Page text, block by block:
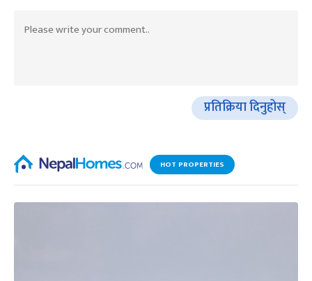
प्रतिक्रिया दिनुहोस्
HOT PROPERTIES